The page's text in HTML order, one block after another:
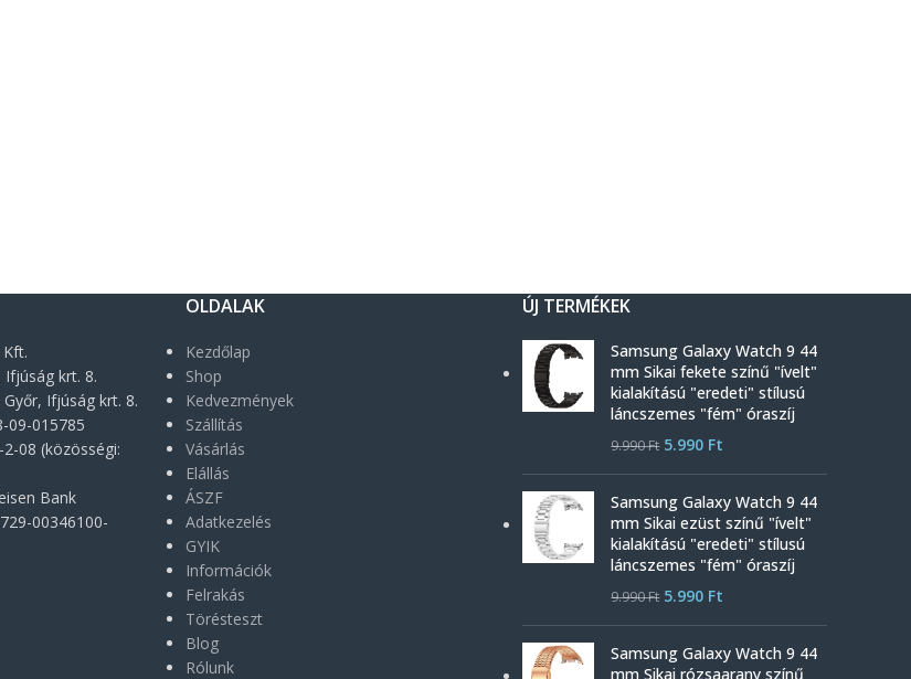
Ifjúság krt. 8.
Győr, Ifjúság krt. 8.
09-015785
08 (közösségi:
Bank
00346100-
OLDALAK
Kezdőlap
Shop
Kedvezmények
Szállítás
Vásárlás
Elállás
ÁSZF
Adatkezelés
GYIK
Információk
Felrakás
Törésteszt
Blog
Rólunk
ÚJ TERMÉKEK
Samsung Galaxy Watch 9 44
mm Sikai fekete színű "ívelt"
kialakítású "eredeti" stílusú
láncszemes "fém" óraszíj
9.990Ft 5.990 Ft
Samsung Galaxy Watch 9 44
mm Sikai ezüst színű "ívelt"
kialakítású "eredeti" stílusú
láncszemes "fém" óraszíj
9.990Ft 5.990 Ft
Samsung Galaxy Watch 9 44
mm Sikai rózsaarany színű